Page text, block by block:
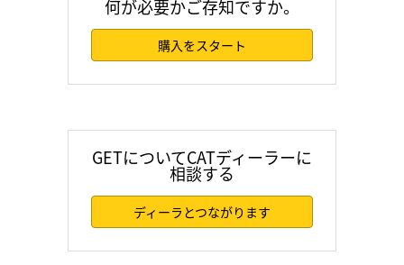
何が必要かご存知ですか。
購入をスタート
GETについてCATディーラーに
相談する
ディーラとつながります